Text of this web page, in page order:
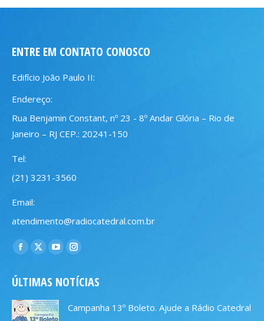
ENTRE EM CONTATO CONOSCO
Edifício João Paulo II:
Endereço:
Rua Benjamin Constant, nº 23 - 8º Andar Glória – Rio de
Janeiro – RJ CEP.: 20241-150
Tel:
(21) 3231-3560
Email:
atendimento@radiocatedral.com.br
Encontre-nos em:
Facebook
opens
in
new
X
opens
in
new
YouTube
opens
in
new
Instagram
opens
new
ÚLTIMAS NOTÍCIAS
Campanha 13º Boleto. Ajude a Rádio Catedral